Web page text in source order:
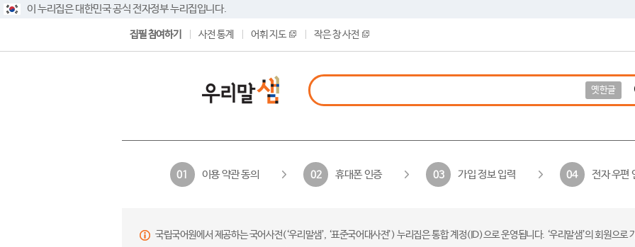
이 누리집은 대한민국 공식 전자정부 누리집입니다.
집필 참여하기 사전 통계 어휘 지도 작은 창 사전
옛한글
01 이용 약관 동의 02 휴대폰 인증 03 가입 정보 입력 04 전자 우편
국립국어원에서 제공하는 국어사전(‘우리말샘’, ‘표준국어대사전’) 누리집은 통합 계정(ID)으로 운영됩니다. ‘우리말샘’의 회원으